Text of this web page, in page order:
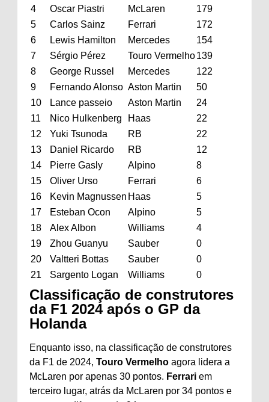
4
Oscar Piastri McLaren
179
5
Carlos Sainz Ferrari
172
6
Lewis Hamilton Mercedes
154
7
Sérgio Pérez Touro Vermelho139
8
George Russel Mercedes
122
9
Fernando Alonso Aston Martin
50
10
Lance passeio Aston Martin
24
11
Nico Hulkenberg Haas
22
12
Yuki Tsunoda RB
22
13
Daniel Ricardo RB
12
14
Pierre Gasly Alpino
8
15
Oliver Urso Ferrari
6
16
Kevin Magnussen Haas
5
17
Esteban Ocon Alpino
5
18
Alex Albon Williams
4
19
Zhou Guanyu Sauber
0
20
Valtteri Bottas Sauber
0
21
Sargento Logan Williams 0
Classificação de construtores
da F1 2024 após o GP da
Holanda
Enquanto isso, na classificação de construtores
da F1 de 2024, Touro Vermelho agora lidera a
McLaren por apenas 30 pontos. Ferrari em
terceiro lugar, atrás da McLaren por 34 pontos e